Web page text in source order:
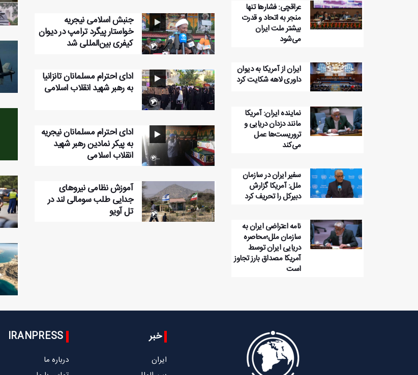
عراقچی: فشارها تنها
منجر به اتحاد و قدرت
بیشتر ملت ایران
می‌شود
ایران از آمریکا به دیوان
داوری لاهه شکایت کرد
نماینده ایران: آمریکا
مانند دزدان دریایی و
تروریست‌ها عمل
می‌کند
سفیر ایران در سازمان
ملل: آمریکا گزارش
دبیرکل را تحریف کرد
نامه اعتراضی ایران به
سازمان ملل؛محاصره
دریایی ایران توسط
آمریکا مصداق بارز تجاوز
است
جنبش اسلامی نیجریه
خواستار پیگرد ترامپ در دیوان
کیفری بین‌المللی شد
ادای احترام مسلمانان تانزانیا
به رهبر شهید انقلاب اسلامی
ادای احترام مسلمانان نیجریه
به پیکر نمادین رهبر شهید
انقلاب اسلامی
آموزش نظامی نیروهای
جدایی طلب سومالی لند در
تل آویو
خبر
ایران
IRANPRESS
درباره ما